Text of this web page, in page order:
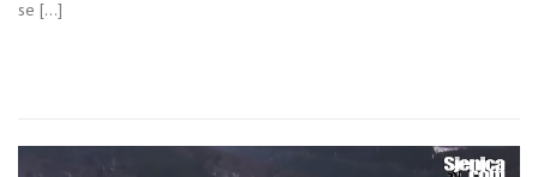
se […]